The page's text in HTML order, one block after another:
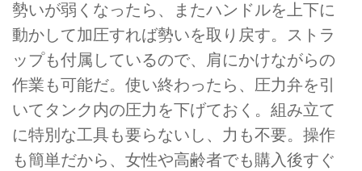
勢いが弱くなったら、またハンドルを上下に
動かして加圧すれば勢いを取り戻す。ストラ
ップも付属しているので、肩にかけながらの
作業も可能だ。使い終わったら、圧力弁を引
いてタンク内の圧力を下げておく。組み立て
に特別な工具も要らないし、力も不要。操作
も簡単だから、女性や高齢者でも購入後すぐ